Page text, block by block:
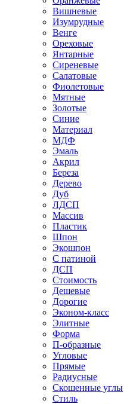
Вишневые
Изумрудные
Венге
Ореховые
Янтарные
Сиреневые
Салатовые
Фиолетовые
Мятные
Золотые
Синие
Материал
МДФ
Эмаль
Акрил
Береза
Дерево
Дуб
ЛДСП
Массив
Пластик
Шпон
Экошпон
С патиной
ДСП
Стоимость
Дешевые
Дорогие
Эконом-класс
Элитные
Форма
П-образные
Угловые
Прямые
Радиусные
Скошенные углы
Стиль